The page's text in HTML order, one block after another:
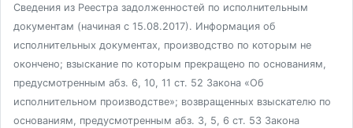
Сведения из Реестра задолженностей по исполнительным
документам (начиная с 15.08.2017). Информация об
исполнительных документах, производство по которым не
окончено; взыскание по которым прекращено по основаниям,
предусмотренным абз. 6, 10, 11 ст. 52 Закона «Об
исполнительном производстве»; возвращенных взыскателю по
основаниям, предусмотренным абз. 3, 5, 6 ст. 53 Закона